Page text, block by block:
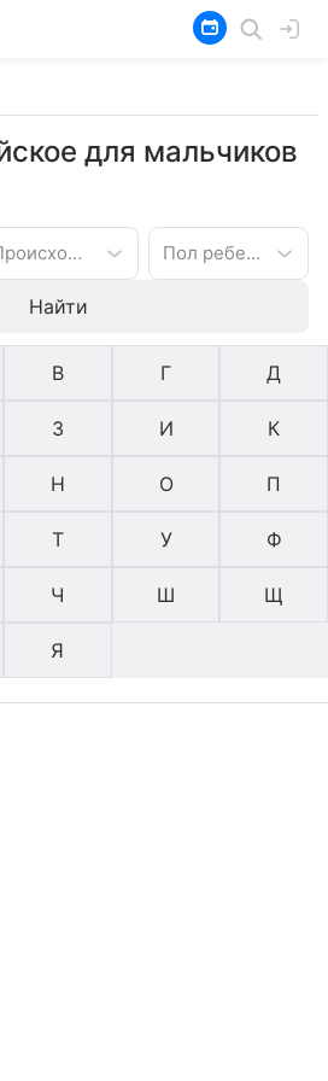
для мальчиков
Происхождение имени Пол ребенка
Найти
В Г Д
З И К
Н О П
Т У Ф
Ч Ш Щ
Я